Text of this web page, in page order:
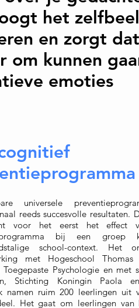
het
en zorgt
om kunnen
emoties
universele
reeds succesvolle resultaten.
voor het eerst het effect
bij een groep
school-context. Het
met Hogeschool
Psychologie en met
Stichting Koningin Paola
namen ruim 200 leerlingen uit
Het gaat om leerlingen van